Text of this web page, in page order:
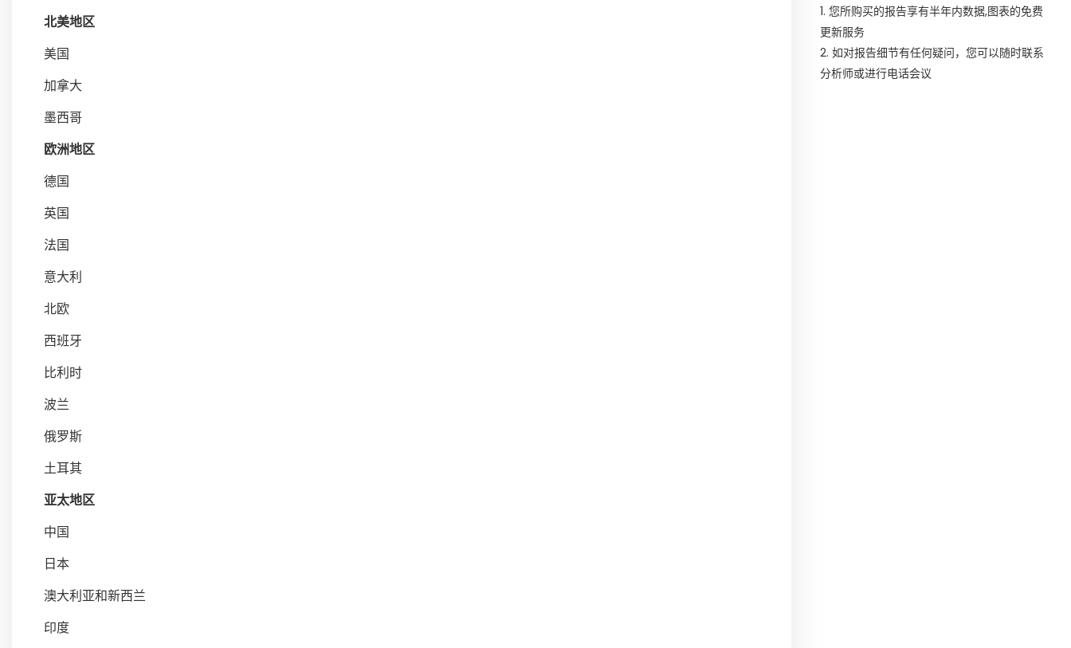
北美地区
美国
加拿大
墨西哥
欧洲地区
德国
英国
法国
意大利
北欧
西班牙
比利时
波兰
俄罗斯
土耳其
亚太地区
中国
日本
澳大利亚和新西兰
印度
1. 您所购买的报告享有半年内数据,图表的免费
更新服务
2. 如对报告细节有任何疑问，您可以随时联系
分析师或进行电话会议